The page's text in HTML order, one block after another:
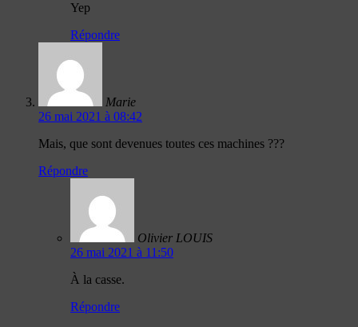
Yep
Répondre
Marie
26 mai 2021 à 08:42
Mais, que sont devenues toutes ces machines ???
Répondre
Olivier LOUIS
26 mai 2021 à 11:50
À la casse.
Répondre